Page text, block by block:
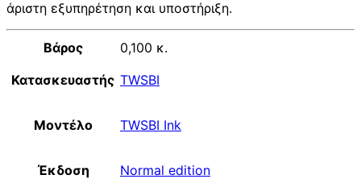
άριστη εξυπηρέτηση και υποστήριξη.
Βάρος
0,100 κ.
Κατασκευαστής TWSBI
Μοντέλο TWSBI Ink
Έκδοση Normal edition